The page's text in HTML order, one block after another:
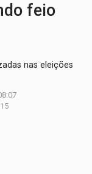
feio
nas eleições